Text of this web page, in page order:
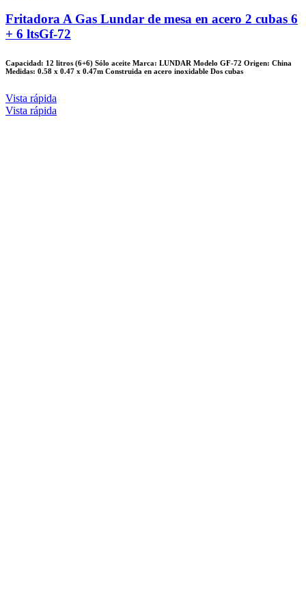
Fritadora A Gas Lundar de mesa en acero 2 cubas 6
+ 6 ltsGf-72
Capacidad: 12 litros (6+6) Sólo aceite Marca: LUNDAR Modelo GF-72 Origen: China
Medidas: 0.58 x 0.47 x 0.47m Construida en acero inoxidable Dos cubas
Vista rápida
Vista rápida